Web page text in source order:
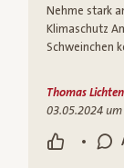
Nehme stark
Klimaschutz
Schweinchen
•
Thomas
03.05.2024